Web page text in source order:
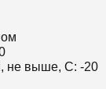
не выше, С: -20